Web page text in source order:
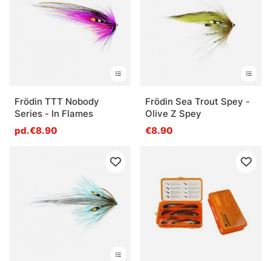
Frödin TTT Nobody
Series - In Flames
pd.€8.90
Frödin Sea Trout Spey -
Olive Z Spey
€8.90